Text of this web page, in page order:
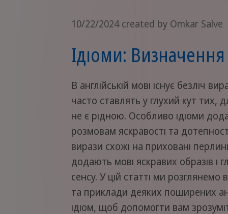
10/22/2024created by Omkar Salve
Ідіоми:
В англійській мові існує безліч
часто ставлять у глухий кут тих,
не є рідною. Особливо ідіоми
розмовам яскравості та
вирази схожі на приховані
додають мові яскравих образів і
сенсу. У цій статті ми розглянемо
та приклади деяких поширених
ідіом, щоб допомогти вам